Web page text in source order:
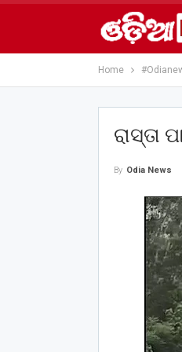
Home
ରାସ୍ତା
By Odia News